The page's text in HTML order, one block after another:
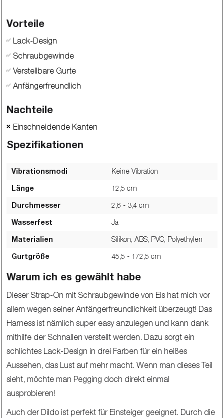
Vorteile
✅ Lack-Design
✅ Schraubgewinde
✅ Verstellbare Gurte
✅ Anfängerfreundlich
Nachteile
❌ Einschneidende Kanten
Spezifikationen
Vibrationsmodi
Keine Vibration
Länge
12,5 cm
Durchmesser
2,6 - 3,4 cm
Wasserfest
Ja
Materialien
Silikon, ABS, PVC, Polyethylen
Gurtgröße
45,5 - 172,5 cm
Warum ich es gewählt habe
Dieser Strap-On mit Schraubgewinde von Eis hat mich vor
allem wegen seiner Anfängerfreundlichkeit überzeugt! Das
Harness ist nämlich super easy anzulegen und kann dank
mithilfe der Schnallen verstellt werden. Dazu sorgt ein
schlichtes Lack-Design in drei Farben für ein heißes
Aussehen, das Lust auf mehr macht. Wenn man dieses Teil
sieht, möchte man Pegging doch direkt einmal
ausprobieren!
Auch der Dildo ist perfekt für Einsteiger geeignet. Durch die